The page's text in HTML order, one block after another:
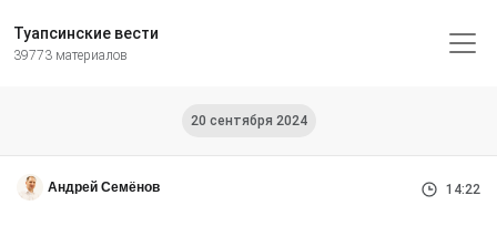
Туапсинские вести
39773 материалов
20 сентября 2024
Андрей Семёнов 14:22